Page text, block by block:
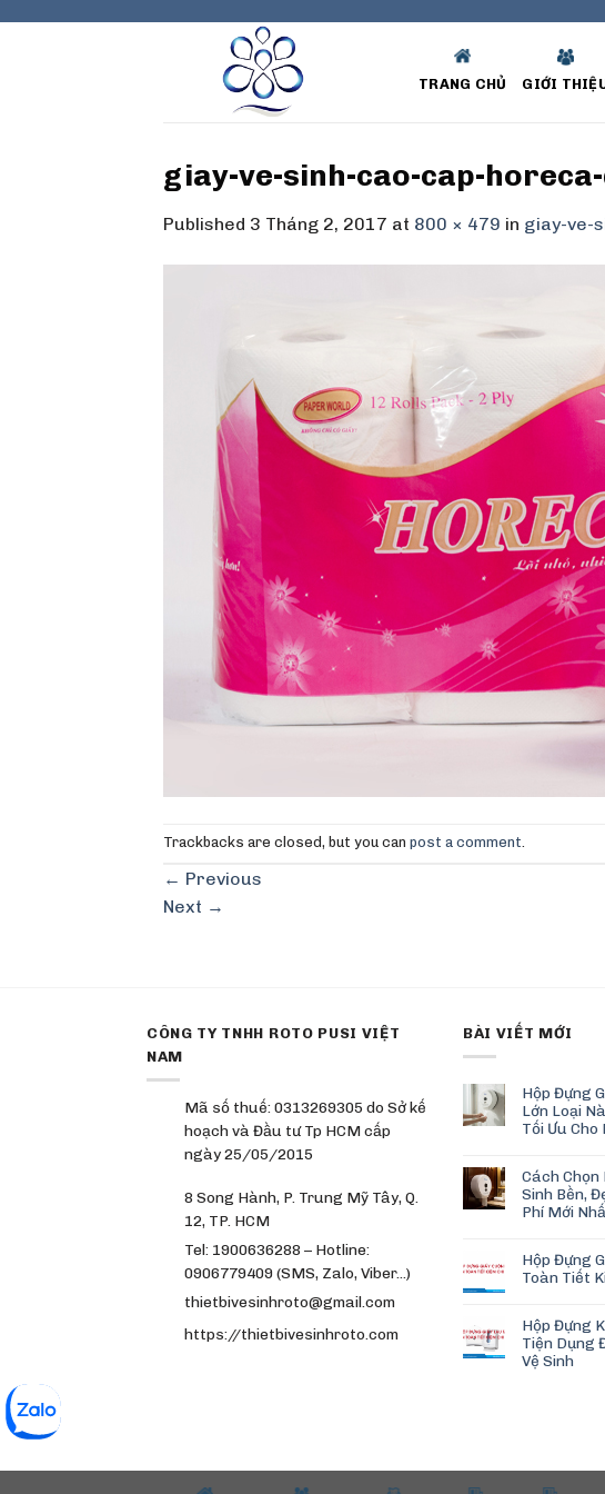
TRANG CHỦ GIỚI
giay-ve-sinh-cao-cap-
Published 3 Tháng 2, 2017 at 800 × 479 in giay-ve-
Trackbacks are closed, but you can post a comment
← Previous
Next →
CÔNG TY TNHH ROTO PUSI VIỆT
NAM
Mã số thuế: 0313269305 do Sở kế
hoạch và Đầu tư Tp HCM cấp
ngày 25/05/2015
8 Song Hành, P. Trung Mỹ Tây, Q.
12, TP. HCM
Tel: 1900636288 – Hotline:
0906779409 (SMS, Zalo, Viber…)
thietbivesinhroto@gmail.com
https://thietbivesinhroto.com
BÀI VIẾT MỚI
Hộp Đựng
Lớn Loại
Tối Ưu Cho
Cách Chọn
Sinh Bền,
Phí Mới
Hộp Đựng
Toàn Tiết
Hộp Đựng
Tiện Dụng
Vệ Sinh